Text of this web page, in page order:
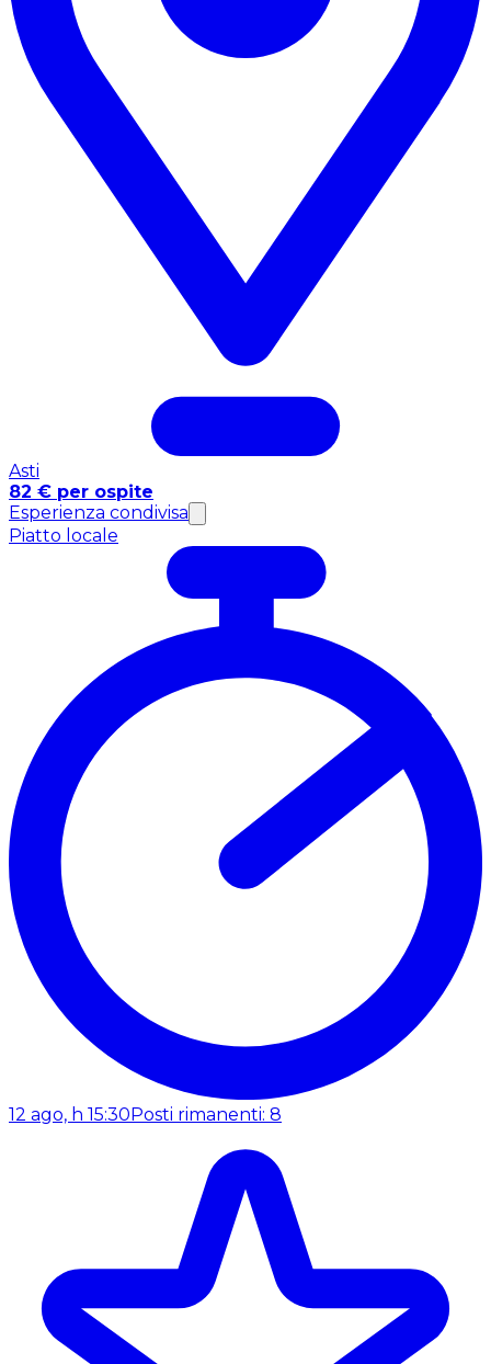
Asti
82 € per ospite
Esperienza condivisa
Piatto locale
12 ago, h 15:30Posti rimanenti: 8